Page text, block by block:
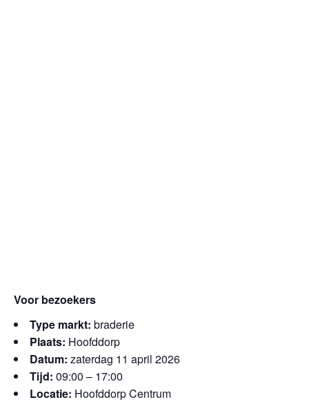
Voor bezoekers
Type markt: braderie
Plaats: Hoofddorp
Datum: zaterdag 11 april 2026
Tijd: 09:00 – 17:00
Locatie: Hoofddorp Centrum